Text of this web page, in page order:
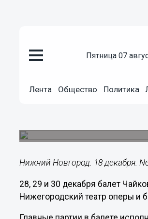
пятница 07
Лента Общество Политика
Балет
Нижний Новгород. 18 декабря.
28, 29 и 30 декабря балет
Нижегородский театр оперы и